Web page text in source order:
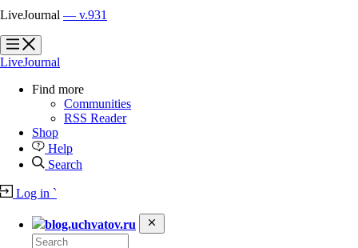
LiveJournal — v.931
?
?
LiveJournal
Find more
Communities
RSS Reader
Shop
Help
Search
Log in `
blog.uchvatov.ru